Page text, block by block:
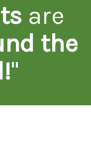
are
the
"